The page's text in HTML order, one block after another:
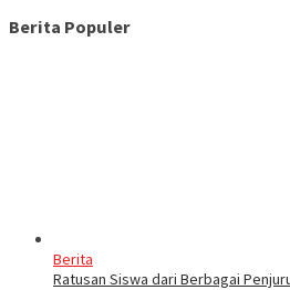
Berita Populer
Berita
Ratusan Siswa dari Berbagai